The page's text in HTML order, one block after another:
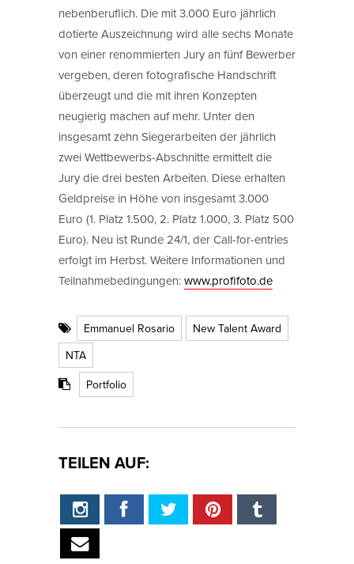
nebenberuflich. Die mit 3.000 Euro jährlich
dotierte Auszeichnung wird alle sechs Monate
von einer renommierten Jury an fünf Bewerber
vergeben, deren fotografische Handschrift
überzeugt und die mit ihren Konzepten
neugierig machen auf mehr. Unter den
insgesamt zehn Siegerarbeiten der jährlich
zwei Wettbewerbs-Abschnitte ermittelt die
Jury die drei besten Arbeiten. Diese erhalten
Geldpreise in Höhe von insgesamt 3.000
Euro (1. Platz 1.500, 2. Platz 1.000, 3. Platz 500
Euro). Neu ist Runde 24/1, der Call-for-entries
erfolgt im Herbst. Weitere Informationen und
Teilnahmebedingungen:www.profifoto.de
Emmanuel Rosario
New Talent Award
NTA
Portfolio
TEILEN AUF: